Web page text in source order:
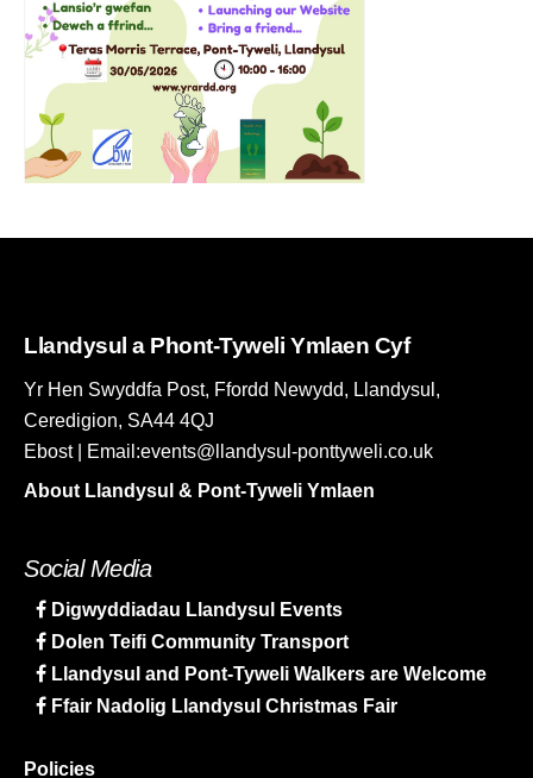
Llandysul a Phont-Tyweli Ymlaen Cyf
Yr Hen Swyddfa Post, Ffordd Newydd, Llandysul,
Ceredigion, SA44 4QJ
Ebost | Email:events@llandysul-ponttyweli.co.uk
About Llandysul & Pont-Tyweli Ymlaen
Social Media
Digwyddiadau Llandysul Events
Dolen Teifi Community Transport
Llandysul and Pont-Tyweli Walkers are Welcome
Ffair Nadolig Llandysul Christmas Fair
Policies